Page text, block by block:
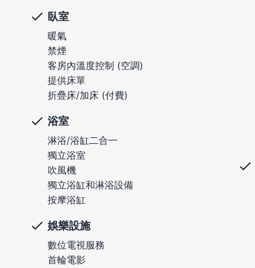
臥室
暖氣
禁煙
客房內溫度控制 (空調)
提供床單
折疊床/加床 (付費)
浴室
淋浴/浴缸二合一
獨立浴室
吹風機
獨立浴缸和淋浴設備
按摩浴缸
娛樂設施
數位電視服務
首輪電影